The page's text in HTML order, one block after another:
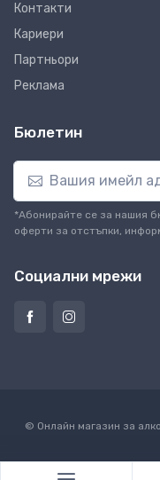
Контакти
Кариери
Партньори
Реклама
Бюлетин
*Абонирайте се за нашия
оферти за отстъпки,
Социални мрежи
© Онлайн магазин за